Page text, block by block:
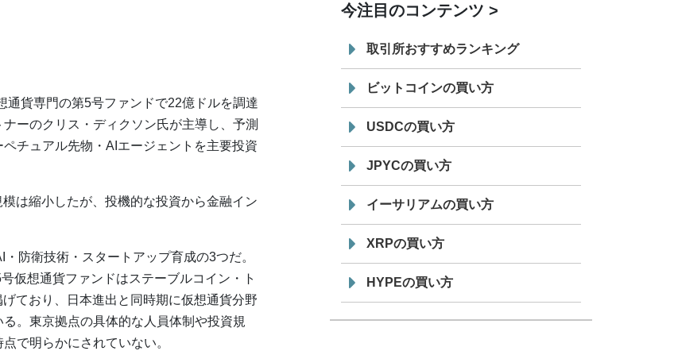
貨専門の第5号ファンドで22億ドルを調達
ーのクリス・ディクソン氏が主導し、予測
チュアル先物・AIエージェントを主要投資
は縮小したが、投機的な投資から金融イン
防衛技術・スタートアップ育成の3つだ。
仮想通貨ファンドはステーブルコイン・ト
ており、日本進出と同時期に仮想通貨分野
。東京拠点の具体的な人員体制や投資規
で明らかにされていない。
19:30
てステーブルコイン「JPYSC」徹底解
説セミナーを開催
今注目のコンテンツ
取引所おすすめランキング
ビットコインの買い方
USDCの買い方
JPYCの買い方
イーサリアムの買い方
XRPの買い方
HYPEの買い方